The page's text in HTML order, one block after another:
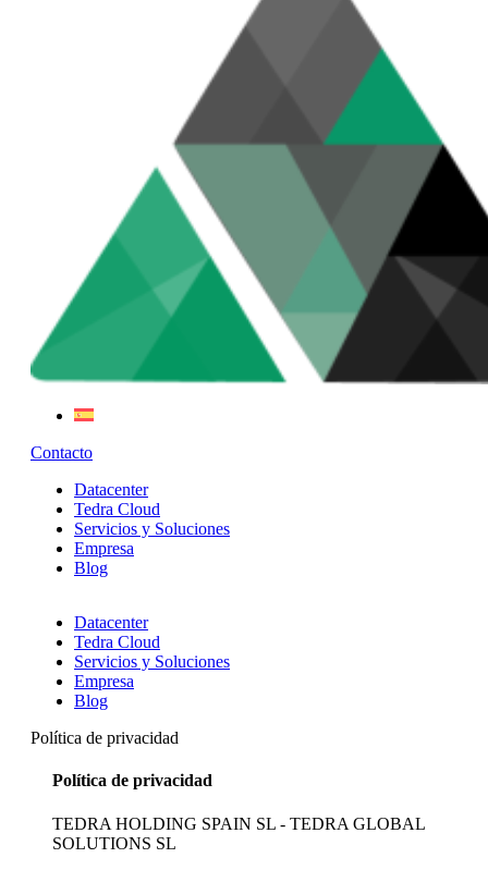
Contacto
Datacenter
Tedra Cloud
Servicios y Soluciones
Empresa
Blog
Datacenter
Tedra Cloud
Servicios y Soluciones
Empresa
Blog
Política de privacidad
Política de privacidad
TEDRA HOLDING SPAIN SL - TEDRA GLOBAL
SOLUTIONS SL